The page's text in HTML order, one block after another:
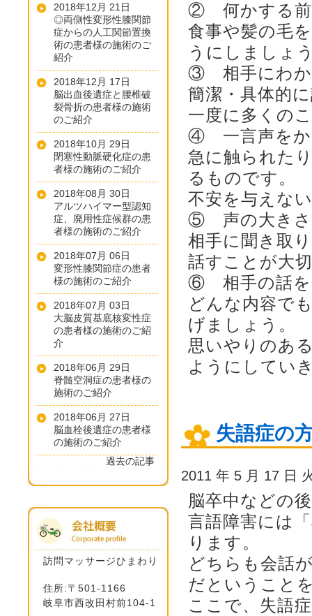
② 何かする前
食事や髪の毛
うにしましょ
③ 相手にわか
簡潔・具体的
一度に多くの
④ 一言声をか
急に触られた
るものです。
不安を与えな
⑤ 声の大きさ
相手に聞き取
話すことが大
⑥ 相手の話を
どんな内容で
げましょう。
思いやりのあ
ようにしてい
失語症の
2011 年 5 月 17 日
脳卒中などの
言語障害には
ります。
どちらも会話
だということ
ここで、失語
2018年12月 21日
◎両側性変形性膝関節
症からの人工関節置換
術の患者様の施術のご
紹介
2018年12月 17日
脳出血後遺症と腰椎破
裂骨折の患者様の施術
のご紹介
2018年10月 29日
閉塞性動脈硬化症の患
者様の施術のご紹介
2018年08月 30日
アルツハイマー型認知
症、廃用性症候群の患
者様の施術のご紹介
2018年07月 06日
変形性膝関節症の患者
様の施術のご紹介
2018年07月 03日
大脳皮質基底核変性症
の患者様の施術のご紹
介
2018年06月 29日
脊髄空洞症の患者様の
施術のご紹介
2018年06月 27日
脳血栓後遺症の患者様
の施術のご紹介
過去の記事
訪問マッサージひまわり
住所:〒501-1166
岐阜市西改田村前104-1